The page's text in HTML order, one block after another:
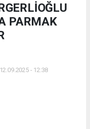
PARMAK
- 12:38